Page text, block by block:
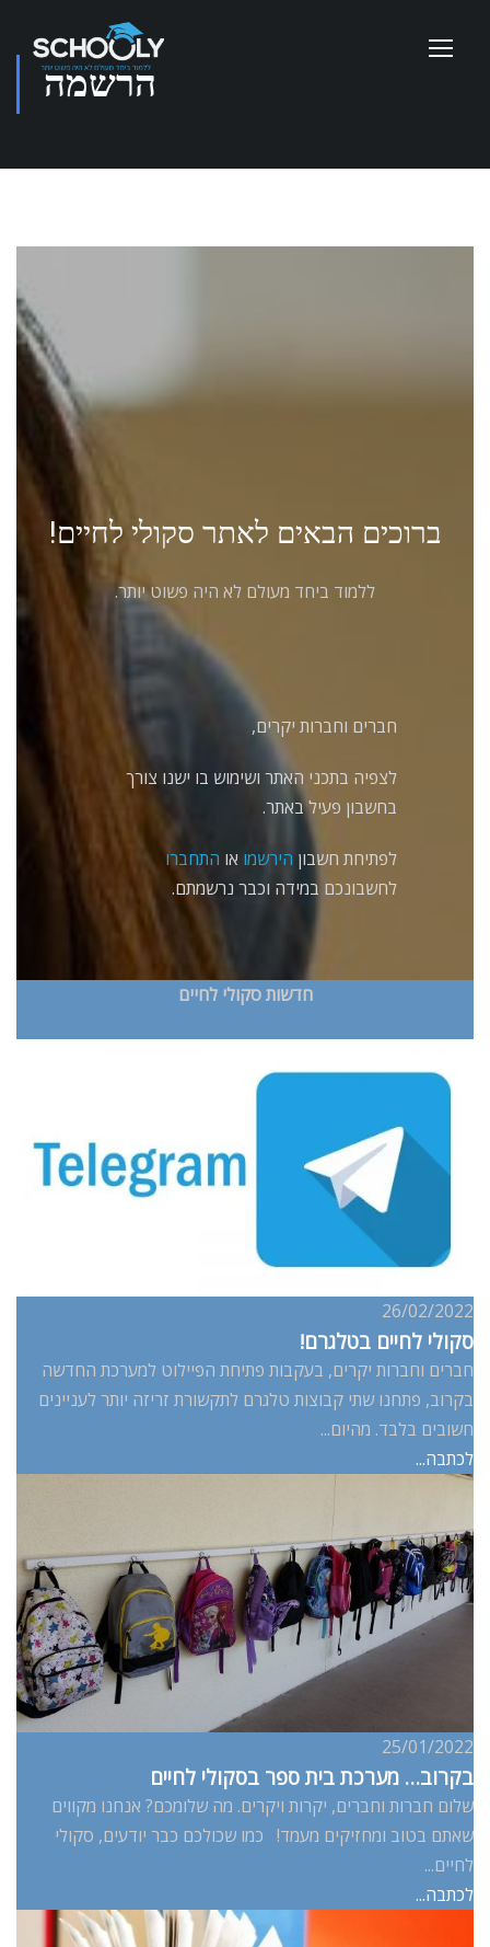
הרשמה
ברוכים הבאים לאתר סקולי לחיים!
ללמוד ביחד מעולם לא היה פשוט יותר.
חברים וחברות יקרים,
לצפיה בתכני האתר ושימוש בו ישנו צורך
בחשבון פעיל באתר.
לפתיחת חשבון הירשמו או התחברו
לחשבונכם במידה וכבר נרשמתם.
חדשות סקולי לחיים
26/02/2022
סקולי לחיים בטלגרם!
חברים וחברות יקרים, בעקבות פתיחת הפיילוט למערכת החדשה
בקרוב, פתחנו שתי קבוצות טלגרם לתקשורת זריזה יותר לעניינים
חשובים בלבד. מהיום...
לכתבה...
25/01/2022
בקרוב… מערכת בית ספר בסקולי לחיים
שלום חברות וחברים, יקרות ויקרים. מה שלומכם? אנחנו מקווים
שאתם בטוב ומחזיקים מעמד! כמו שכולכם כבר יודעים, סקולי
לחיים...
לכתבה...